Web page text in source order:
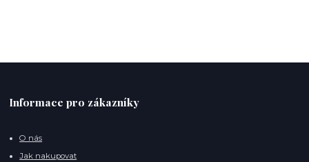
Informace pro zákazníky
O nás
Jak nakupovat